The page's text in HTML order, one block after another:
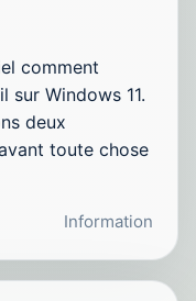
comment
sur Windows 11.
deux
toute chose
Information